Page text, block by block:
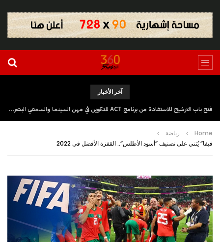
آخر الأخبار
فتح باب الترشيح للاستفادة من برنامج ACT للتكوين في مهن السينما والسمعي البصري بجهة كلميم وادنون
Home
رياضة
فيفا” يُثني على تصنيف “أسود الأطلس”.. القفزة الأفضل في 2022